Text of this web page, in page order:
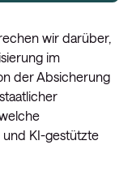
wir darüber,
im
der Absicherung
und KI-gestützte